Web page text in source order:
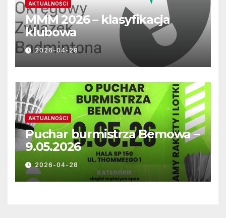
AKTUALNOŚCI
MMM 2026 – klasyfikacja
klubowa
2026-04-28
AKTUALNOŚCI
Puchar burmistrza Bemowa –
9.05.2026
2026-04-28